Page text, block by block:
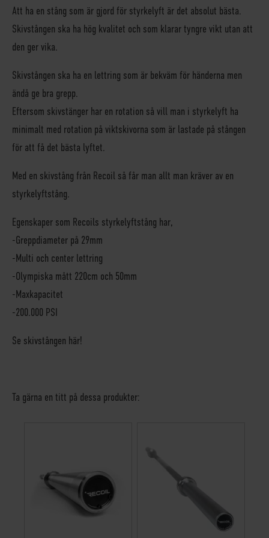
Att ha en stång som är gjord för styrkelyft är det absolut bästa.
Skivstången ska ha hög kvalitet och som klarar tyngre vikt utan att
den ger vika.
Skivstången ska ha en lettring som är bekväm för händerna men
ändå ge bra grepp.
Eftersom skivstänger har en rotation så vill man i styrkelyft ha
minimalt med rotation på viktskivorna som är lastade på stången
för att få det bästa lyftet.
Med en skivstång från Recoil så får man allt man kräver av en
styrkelyftstång.
Egenskaper som Recoils styrkelyftstång har,
-Greppdiameter på 29mm
-Multi och center lettring
-Olympiska mått 220cm och 50mm
-Maxkapacitet
-200.000 PSI
Se skivstången här!
Ta gärna en titt på dessa produkter: